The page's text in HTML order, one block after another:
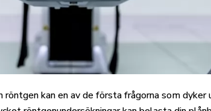
röntgen kan en av de första frågorna som